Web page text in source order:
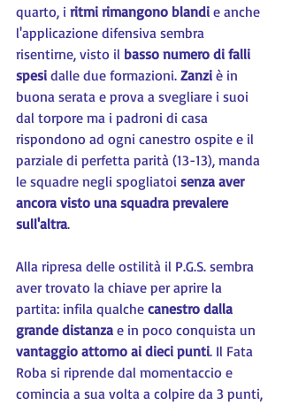
quarto, i ritmi rimangono blandi e anche
l'applicazione difensiva sembra
risentirne, visto il basso numero di falli
spesi dalle due formazioni. Zanzi è in
buona serata e prova a svegliare i suoi
dal torpore ma i padroni di casa
rispondono ad ogni canestro ospite e il
parziale di perfetta parità (13-13), manda
le squadre negli spogliatoi senza aver
ancora visto una squadra prevalere
sull'altra.
Alla ripresa delle ostilità il P.G.S. sembra
aver trovato la chiave per aprire la
partita: infila qualche canestro dalla
grande distanza e in poco conquista un
vantaggio attorno ai dieci punti. Il Fata
Roba si riprende dal momentaccio e
comincia a sua volta a colpire da 3 punti,